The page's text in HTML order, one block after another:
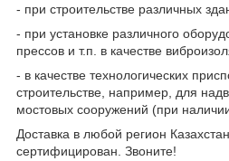
- при строительстве различных
- при установке различного
прессов и т.п. в качестве
- в качестве технологических
строительстве, например, для
мостовых сооружений (при
Доставка в любой регион
сертифицирован. Звоните!